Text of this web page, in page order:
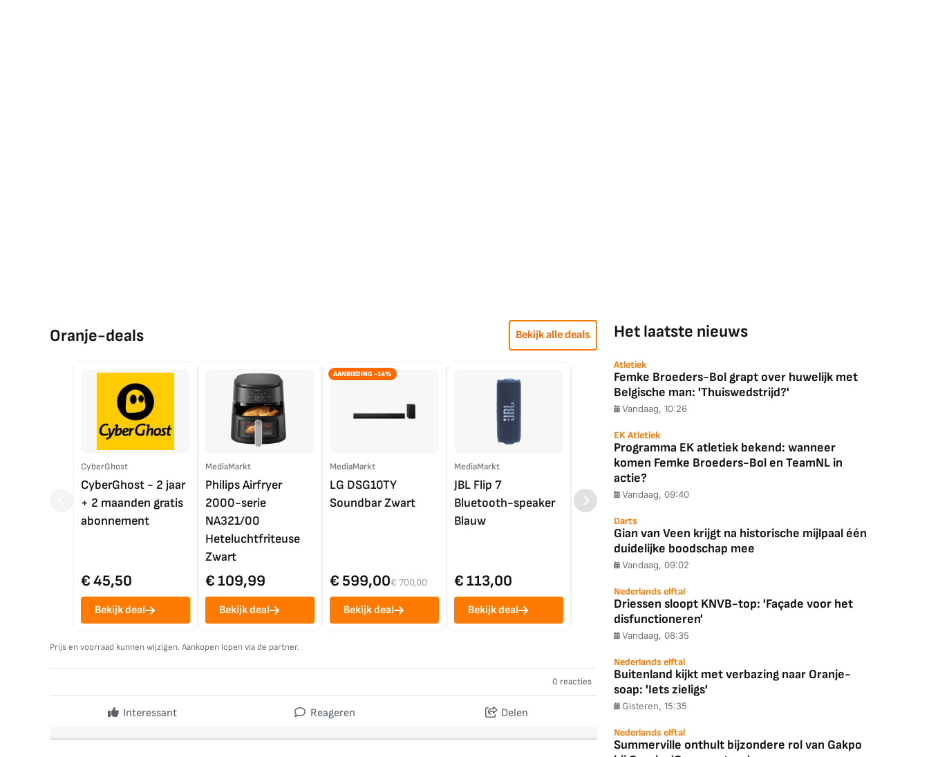
Oranje-deals Bekijk alle deals
CyberGhost
CyberGhost - 2 jaar
+ 2 maanden gratis
abonnement
€ 45,50
Bekijk deal
MediaMarkt
Philips Airfryer
2000-serie
NA321/00
Heteluchtfriteuse
Zwart
€ 109,99
Bekijk deal
AANBIEDING -14%
MediaMarkt
LG DSG10TY
Soundbar Zwart
€ 599,00€ 700,00
Bekijk deal
MediaMarkt
JBL Flip 7
Bluetooth-speaker
Blauw
€ 113,00
Bekijk deal
LG OLED55C56LB
4K TV (2025)
Bekijk deal
Coolblue
Bekijk deal
MediaMarkt
Bekijk deal
Prijs en voorraad kunnen wijzigen. Aankopen lopen via de partner.
0 reacties
Interessant Reageren Delen
Het laatste nieuws
Atletiek
Femke Broeders-Bol grapt over huwelijk met
Belgische man: 'Thuiswedstrijd?'
Vandaag, 10:26
EK Atletiek
Programma EK atletiek bekend: wanneer
komen Femke Broeders-Bol en TeamNL in
actie?
Vandaag, 09:40
Darts
Gian van Veen krijgt na historische mijlpaal één
duidelijke boodschap mee
Vandaag, 09:02
Nederlands elftal
Driessen sloopt KNVB-top: 'Façade voor het
disfunctioneren'
Vandaag, 08:35
Nederlands elftal
Buitenland kijkt met verbazing naar Oranje-
soap: 'Iets zieligs'
Gisteren, 15:35
Nederlands elftal
Summerville onthult bijzondere rol van Gakpo